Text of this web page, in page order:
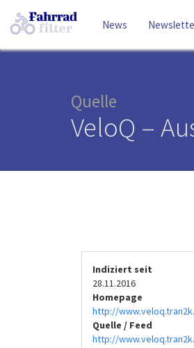
News
Quelle
VeloQ –
Indiziert seit
28.11.2016
Homepage
http://
Quelle / Feed
http://